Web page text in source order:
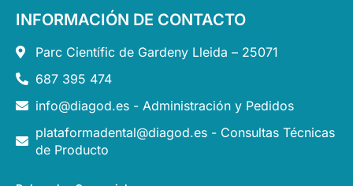
INFORMACIÓN DE CONTACTO
Parc Científic de Gardeny Lleida – 25071
687 395 474
info@diagod.es - Administración y Pedidos
plataformadental@diagod.es - Consultas Técnicas
de Producto